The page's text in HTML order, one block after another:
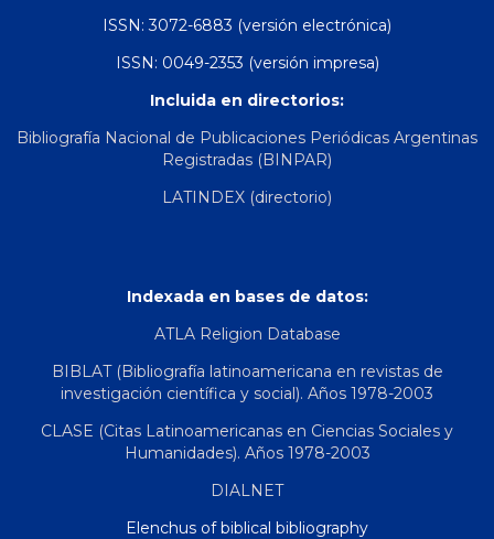
ISSN: 3072-6883 (versión electrónica)
ISSN: 0049-2353 (versión impresa)
Incluida en directorios:
Bibliografía Nacional de Publicaciones Periódicas Argentinas
Registradas (BINPAR)
LATINDEX (directorio)
Indexada en bases de datos:
ATLA Religion Database
BIBLAT (Bibliografía latinoamericana en revistas de
investigación científica y social). Años 1978-2003
CLASE (Citas Latinoamericanas en Ciencias Sociales y
Humanidades). Años 1978-2003
DIALNET
Elenchus of biblical bibliography